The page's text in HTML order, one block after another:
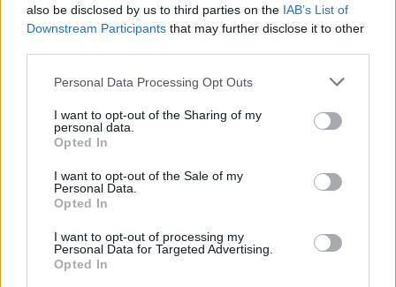
also be disclosed by us to third parties on the IAB’s List of
Downstream Participants that may further disclose it to other
Personal Data Processing Opt Outs
I want to opt-out of the Sharing of my
personal data.
Opted In
I want to opt-out of the Sale of my
Personal Data.
Opted In
I want to opt-out of processing my
Personal Data for Targeted Advertising.
Opted In